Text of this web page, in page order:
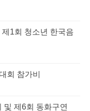
1회 청소년 한국음
회 참가비
및 제6회 동화구연